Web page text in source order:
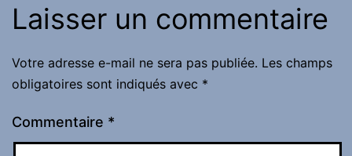
Laisser un commentaire
Votre adresse e-mail ne sera pas publiée. Les champs
obligatoires sont indiqués avec *
Commentaire *